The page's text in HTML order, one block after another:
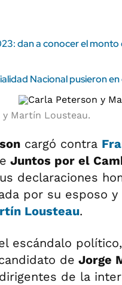
dan a conocer el
Nacional pusieron
y Martín Lousteau.
cargó contra
Juntos por el
declaraciones
por su esposo y
Lousteau.
escándalo
de Jorge
de la